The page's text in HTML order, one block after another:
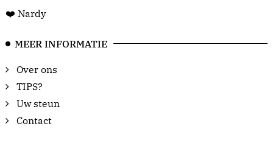
❤️ Nardy
MEER INFORMATIE
Over ons
TIPS?
Uw steun
Contact